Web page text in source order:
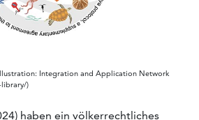
Integration and Application Network
library/)
haben ein völkerrechtliches